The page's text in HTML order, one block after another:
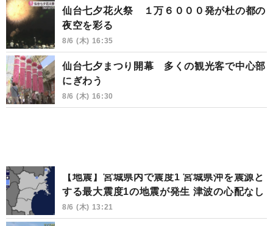
仙台七夕花火祭 １万６０００発が杜の都の
夜空を彩る
8/6 (木) 16:35
仙台七夕まつり開幕 多くの観光客で中心部
にぎわう
8/6 (木) 16:30
【地震】宮城県内で震度1 宮城県沖を震源と
する最大震度1の地震が発生 津波の心配なし
8/6 (木) 13:21